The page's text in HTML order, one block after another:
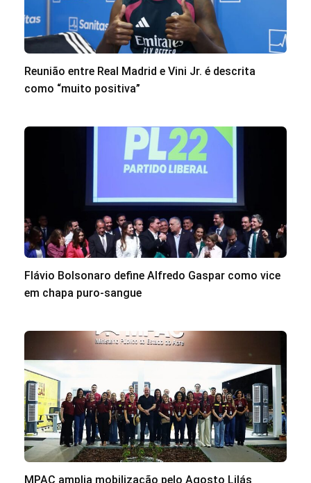
Reunião entre Real Madrid e Vini Jr. é descrita
como “muito positiva”
Flávio Bolsonaro define Alfredo Gaspar como vice
em chapa puro-sangue
MPAC amplia mobilização pelo Agosto Lilás